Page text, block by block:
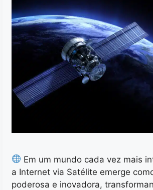
Em um mundo cada vez mais
a Internet via Satélite emerge
poderosa e inovadora,